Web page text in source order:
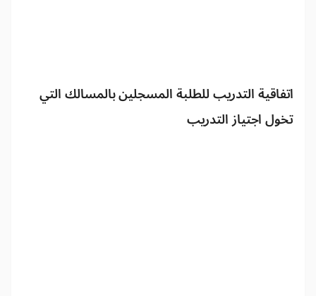
اتفاقية التدريب للطلبة المسجلين بالمسالك التي
تخول اجتياز التدريب